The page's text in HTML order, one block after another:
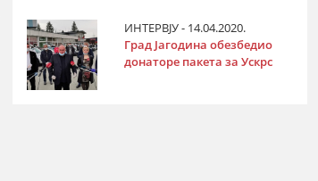
ИНТЕРВЈУ - 14.04.2020.
Град Јагодина обезбедио
донаторе пакета за Ускрс